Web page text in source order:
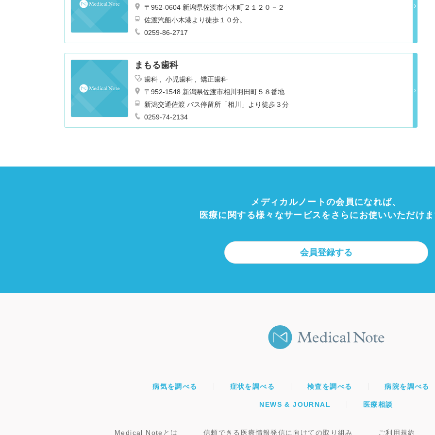
〒952-0604 新潟県佐渡市小木町２１２０－２
佐渡汽船小木港より徒歩１０分。
0259-86-2717
まもる歯科
歯科 小児歯科
矯正歯科
〒952-1548 新潟県佐渡市相川羽田町５８番地
新潟交通佐渡 バス停留所「相川」より徒歩３分
0259-74-2134
メディカルノートの会員になれば、
医療に関する様々なサービスをさらにお使いいただけ
会員登録する
病気を調べる 症状を調べる 検査を調べる 病院を調べる
NEWS & JOURNAL 医療相談
Medical Noteとは 信頼できる医療情報発信に向けての取り組み ご利用規約